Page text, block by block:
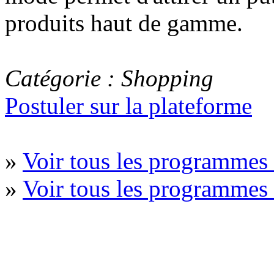
produits haut de gamme.
Catégorie : Shopping
Postuler sur la plateforme
» Voir tous les
» Voir tous les